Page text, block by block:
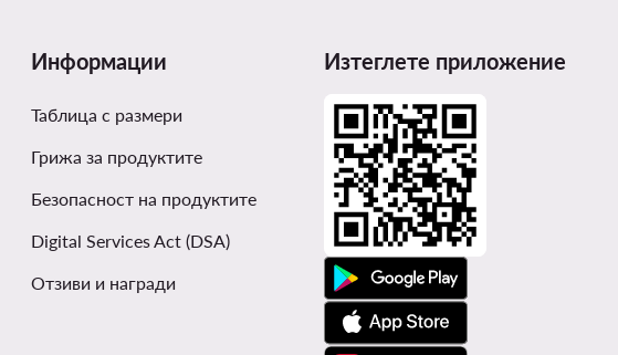
Информации
Таблица с размери
Грижа за продуктите
Безопасност на продуктите
Digital Services Act (DSA)
Отзиви и награди
Изтеглете приложение